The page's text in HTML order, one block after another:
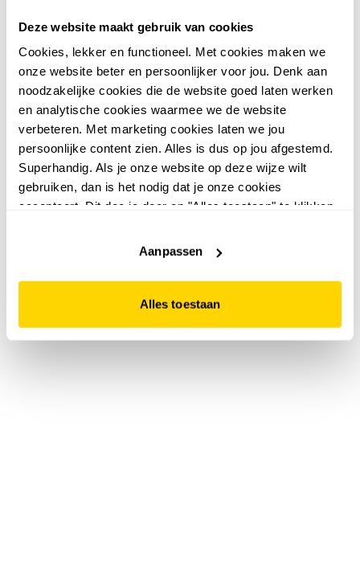
Deze website maakt gebruik van cookies
Cookies, lekker en functioneel. Met cookies maken we
onze website beter en persoonlijker voor jou. Denk aan
noodzakelijke cookies die de website goed laten werken
en analytische cookies waarmee we de website
verbeteren. Met marketing cookies laten we jou
persoonlijke content zien. Alles is dus op jou afgestemd.
Superhandig. Als je onze website op deze wijze wilt
gebruiken, dan is het nodig dat je onze cookies
accepteert. Dit doe je door op "Alles toestaan" te klikken.
website niet optimaal functioneert.
Aanpassen
Alles toestaan